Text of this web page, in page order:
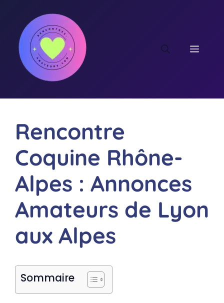
contenu
Rencontre
Coquine Rhône-
Alpes : Annonces
Amateurs de Lyon
aux Alpes
Sommaire